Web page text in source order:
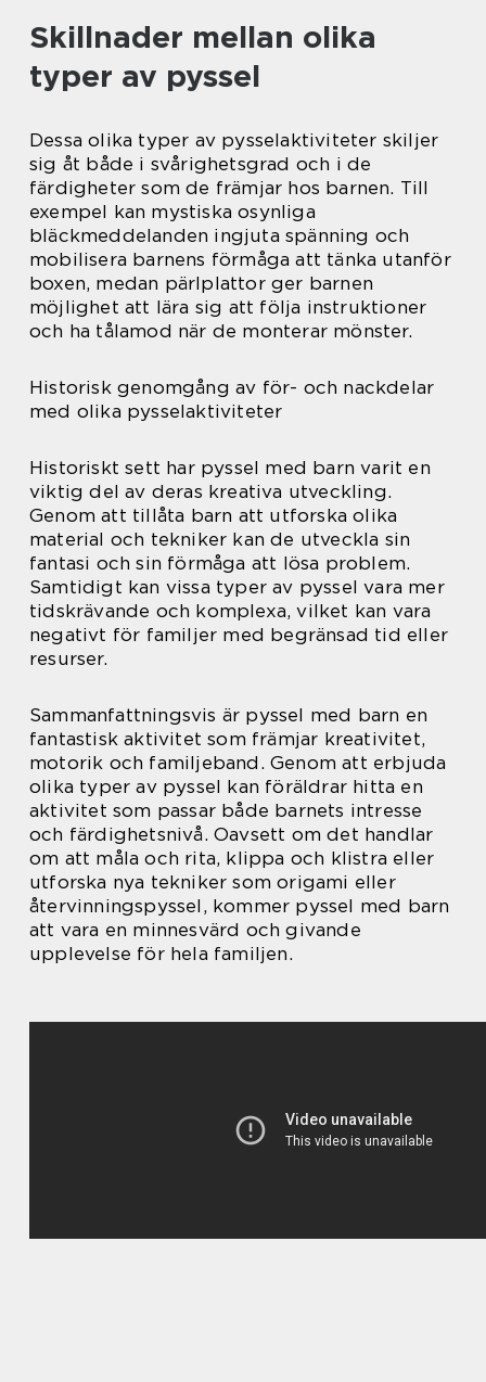
Skillnader mellan olika
typer av pyssel
Dessa olika typer av pysselaktiviteter skiljer
sig åt både i svårighetsgrad och i de
färdigheter som de främjar hos barnen. Till
exempel kan mystiska osynliga
bläckmeddelanden ingjuta spänning och
mobilisera barnens förmåga att tänka utanför
boxen, medan pärlplattor ger barnen
möjlighet att lära sig att följa instruktioner
och ha tålamod när de monterar mönster.
Historisk genomgång av för- och nackdelar
med olika pysselaktiviteter
Historiskt sett har pyssel med barn varit en
viktig del av deras kreativa utveckling.
Genom att tillåta barn att utforska olika
material och tekniker kan de utveckla sin
fantasi och sin förmåga att lösa problem.
Samtidigt kan vissa typer av pyssel vara mer
tidskrävande och komplexa, vilket kan vara
negativt för familjer med begränsad tid eller
resurser.
Sammanfattningsvis är pyssel med barn en
fantastisk aktivitet som främjar kreativitet,
motorik och familjeband. Genom att erbjuda
olika typer av pyssel kan föräldrar hitta en
aktivitet som passar både barnets intresse
och färdighetsnivå. Oavsett om det handlar
om att måla och rita, klippa och klistra eller
utforska nya tekniker som origami eller
återvinningspyssel, kommer pyssel med barn
att vara en minnesvärd och givande
upplevelse för hela familjen.